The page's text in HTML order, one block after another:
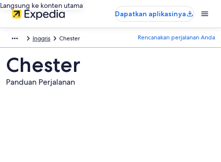
Langsung ke konten utama
Dapatkan aplikasinya
Inggris Chester Rencanakan perjalanan Anda
Chester
Panduan Perjalanan